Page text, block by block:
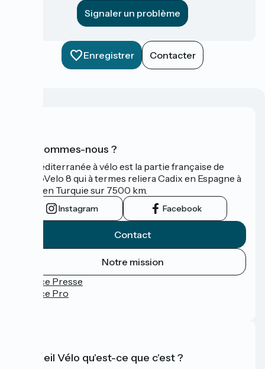
Signaler un problème
Enregistrer Contacter
Qui sommes-nous ?
La Méditerranée à vélo est la partie française de
l'EuroVelo 8 qui à termes reliera Cadix en Espagne à
Izmir en Turquie sur 7500 km.
Instagram Facebook
Contact
Notre mission
Espace Presse
Espace Pro
Accueil Vélo qu'est-ce que c'est ?